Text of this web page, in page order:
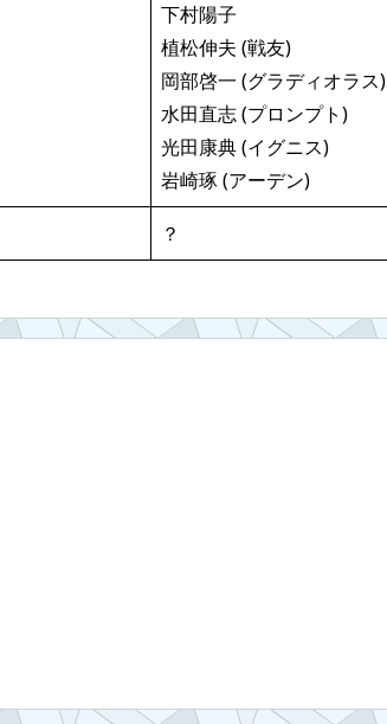
下村陽子
植松伸夫 (戦友)
岡部啓一 (グラディオラス)
水田直志 (プロンプト)
光田康典 (イグニス)
岩崎琢 (アーデン)
？